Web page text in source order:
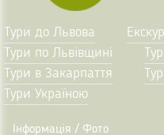
Тури до Львова
Тури по Львівщині
Тури в Закарпаття
Тури Україною
Інформація / Фото